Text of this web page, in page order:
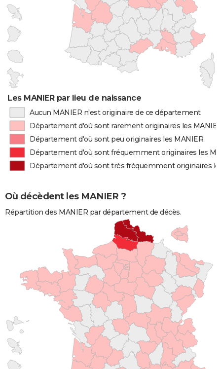
Les MANIER par lieu de naissance
Aucun MANIER n'est originaire de ce département
Département d'où sont rarement originaires les
Département d'où sont peu originaires les MANIER
Département d'où sont fréquemment originaires les
Département d'où sont très fréquemment originaires
Où décèdent les MANIER ?
Répartition des MANIER par département de décès.